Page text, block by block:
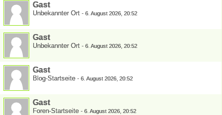
Gast
Unbekannter Ort - 6. August 2026, 20:52
Gast
Unbekannter Ort - 6. August 2026, 20:52
Gast
Blog-Startseite - 6. August 2026, 20:52
Gast
Foren-Startseite - 6. August 2026, 20:52